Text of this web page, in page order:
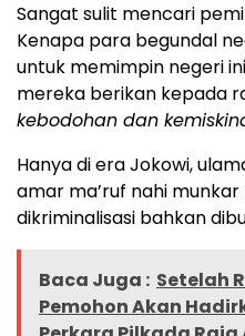
Sangat sulit mencari
Kenapa para begundal
untuk memimpin negeri
mereka berikan kepada
kebodohan dan
Hanya di era Jokowi,
amar ma’ruf nahi munkar
dikriminalisasi bahkan
Baca Juga : Setelah
Pemohon Akan